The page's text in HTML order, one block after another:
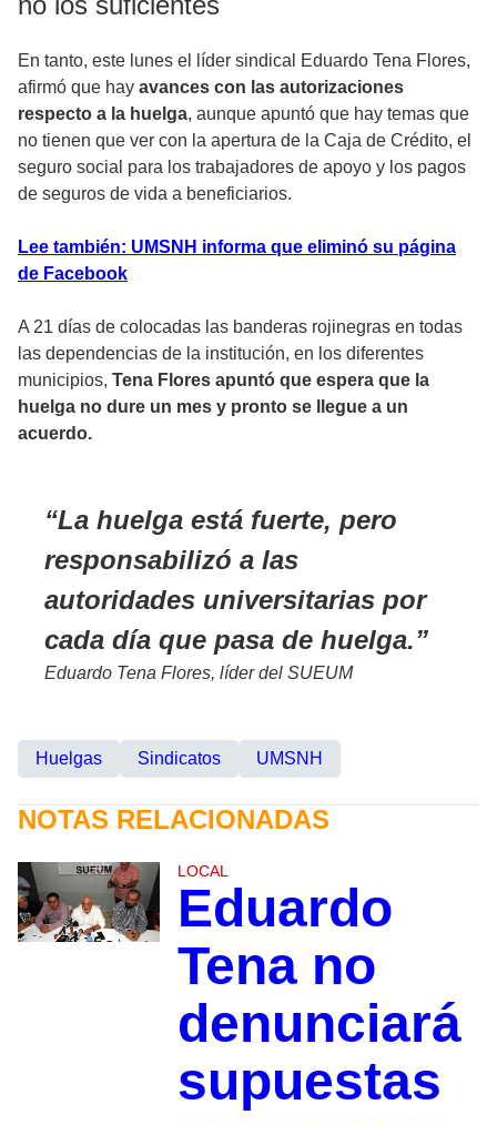
En tanto, este lunes el líder sindical Eduardo Tena Flores,
afirmó que hay avances con las autorizaciones
respecto a la huelga, aunque apuntó que hay temas que
no tienen que ver con la apertura de la Caja de Crédito, el
seguro social para los trabajadores de apoyo y los pagos
de seguros de vida a beneficiarios.
Lee también: UMSNH informa que eliminó su página
de Facebook
A 21 días de colocadas las banderas rojinegras en todas
las dependencias de la institución, en los diferentes
municipios, Tena Flores apuntó que espera que la
huelga no dure un mes y pronto se llegue a un
acuerdo.
La huelga está fuerte, pero
responsabilizó a las
autoridades universitarias por
cada día que pasa de huelga.
Eduardo Tena Flores, líder del SUEUM
Huelgas Sindicatos UMSNH
NOTAS RELACIONADAS
LOCAL
Eduardo
Tena no
denunciará
supuestas